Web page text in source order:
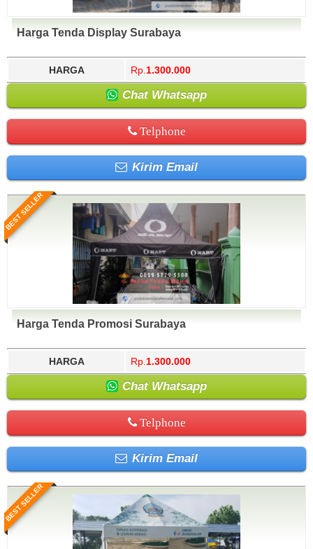
Harga Tenda Display Surabaya
HARGA Rp. 1.300.000
Chat Whatsapp
Telphone
Kirim Email
BEST SELLER
Harga Tenda Promosi Surabaya
HARGA Rp. 1.300.000
Chat Whatsapp
Telphone
Kirim Email
BEST SELLER